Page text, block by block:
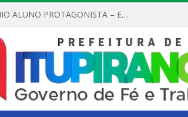
REGULAMENTO OFICIAL DO PRÊMIO ALUNO PROTAGONISTA – EDIÇÃO 2026